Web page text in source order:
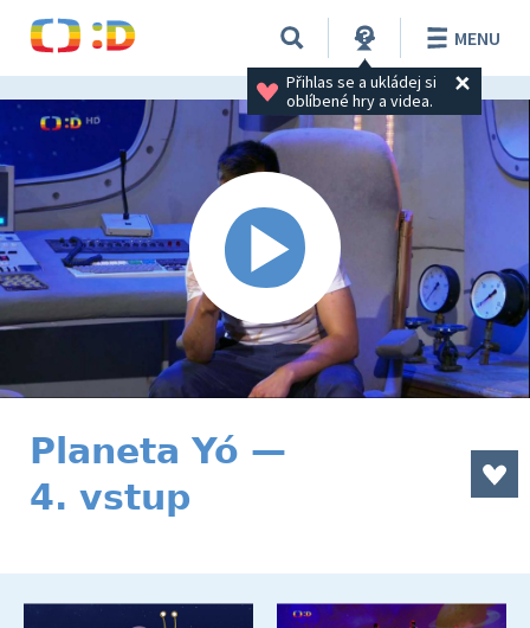
Přihlas se a ukládej si
oblíbené hry a videa.
MENU
Planeta Yó —
4. vstup